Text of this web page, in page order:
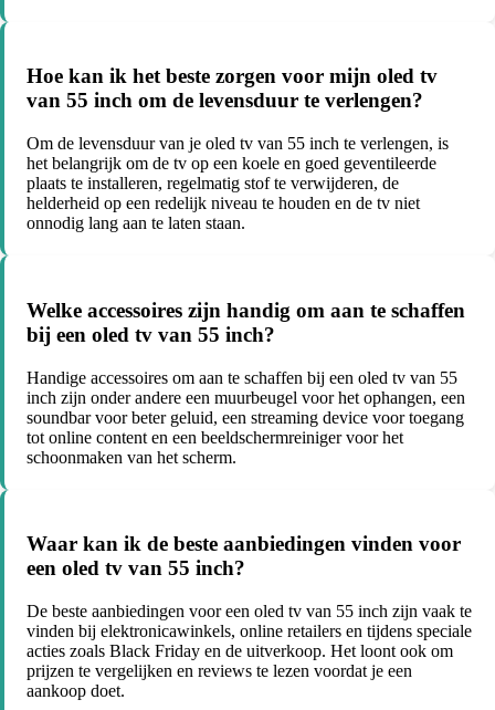
Hoe kan ik het beste zorgen voor mijn oled tv
van 55 inch om de levensduur te verlengen?
Om de levensduur van je oled tv van 55 inch te verlengen, is
het belangrijk om de tv op een koele en goed geventileerde
plaats te installeren, regelmatig stof te verwijderen, de
helderheid op een redelijk niveau te houden en de tv niet
onnodig lang aan te laten staan.
Welke accessoires zijn handig om aan te schaffen
bij een oled tv van 55 inch?
Handige accessoires om aan te schaffen bij een oled tv van 55
inch zijn onder andere een muurbeugel voor het ophangen, een
soundbar voor beter geluid, een streaming device voor toegang
tot online content en een beeldschermreiniger voor het
schoonmaken van het scherm.
Waar kan ik de beste aanbiedingen vinden voor
een oled tv van 55 inch?
De beste aanbiedingen voor een oled tv van 55 inch zijn vaak te
vinden bij elektronicawinkels, online retailers en tijdens speciale
acties zoals Black Friday en de uitverkoop. Het loont ook om
prijzen te vergelijken en reviews te lezen voordat je een
aankoop doet.